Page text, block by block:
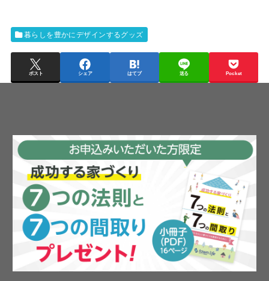
暮らしを豊かにデザインするグッズ
ポスト シェア はてブ 送る Pocket